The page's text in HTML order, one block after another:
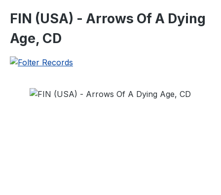
FIN (USA) - Arrows Of A Dying
Age, CD
Bildergalerie überspringen